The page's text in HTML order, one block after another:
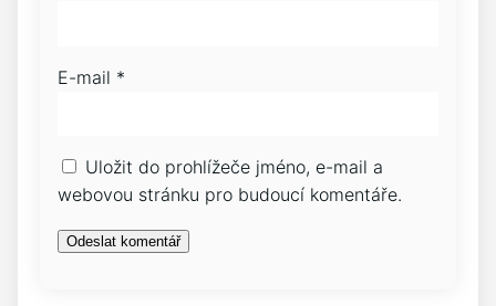
E-mail *
Uložit do prohlížeče jméno, e-mail a
webovou stránku pro budoucí komentáře.